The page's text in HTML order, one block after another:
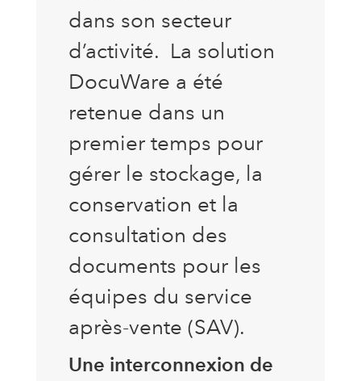
dans son secteur
d’activité. La solution
DocuWare a été
retenue dans un
premier temps pour
gérer le stockage, la
conservation et la
consultation des
documents pour les
équipes du service
après-vente (SAV).
Une interconnexion de